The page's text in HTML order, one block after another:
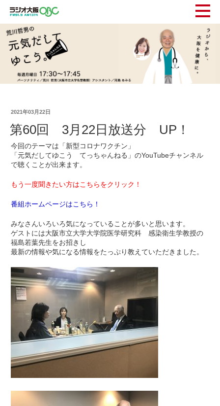
2021年03月22日
第60回 3月22日放送分 UP！
今回のテーマは「新型コロナワクチン」
「元気だしてゆこう てっちゃんねる」のYouTubeチャンネル
で聴くことが出来ます。
もう一度聞きたい方はこちらをクリック！
番組ホームページはこちら！
みなさんいろいろ気になっていることが多いと思います。
ゲストには大阪市立大学大学院医学研究科 感染衛生学教授の
福島若葉先生をお招きし
最新の情報や気になる情報をたっぷり教えていただきました。